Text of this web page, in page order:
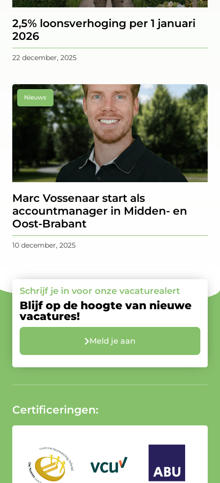
2,5% loonsverhoging per 1 januari
2026
22 december, 2025
Nieuws
Marc Vossenaar start als
accountmanager in Midden- en
Oost-Brabant
10 december, 2025
Schrijf je in voor onze vacaturealert
Blijf op de hoogte van nieuwe
vacatures!
Meld je aan
Certificeringen: